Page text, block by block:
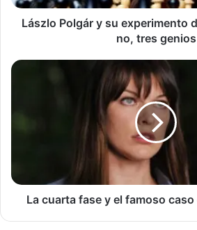
uno
no,Lászlo Polgár y su experimento
no, tres genios
La
Travis
WaltonLa cuarta fase y el famoso